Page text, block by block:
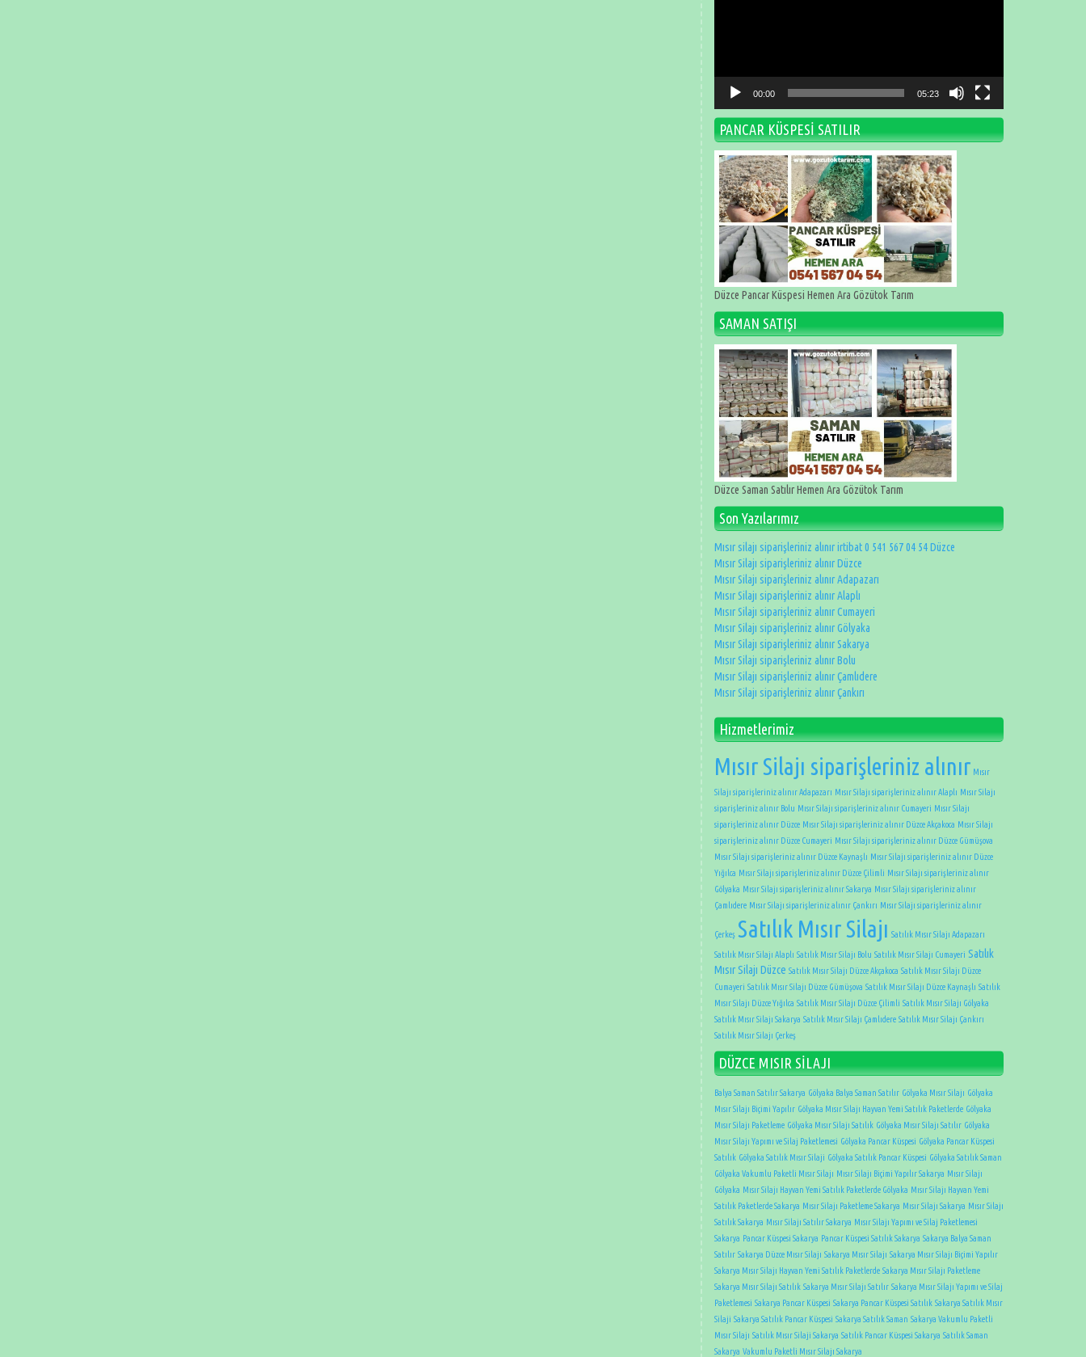
00:00 05:23
PANCAR KÜSPESİ SATILIR
Düzce Pancar Küspesi Hemen Ara Gözütok Tarım
SAMAN SATIŞI
Düzce Saman Satılır Hemen Ara Gözütok Tarım
Son Yazılarımız
Mısır silajı siparişleriniz alınır irtibat 0 541 567 04 54 Düzce
Mısır Silajı siparişleriniz alınır Düzce
Mısır Silajı siparişleriniz alınır Adapazarı
Mısır Silajı siparişleriniz alınır Alaplı
Mısır Silajı siparişleriniz alınır Cumayeri
Mısır Silajı siparişleriniz alınır Gölyaka
Mısır Silajı siparişleriniz alınır Sakarya
Mısır Silajı siparişleriniz alınır Bolu
Mısır Silajı siparişleriniz alınır Çamlıdere
Mısır Silajı siparişleriniz alınır Çankırı
Hizmetlerimiz
Mısır Silajı siparişleriniz alınır Mısır
Silajı siparişleriniz alınır Adapazarı Mısır Silajı siparişleriniz alınır Alaplı Mısır Silajı
siparişleriniz alınır Bolu Mısır Silajı siparişleriniz alınır Cumayeri Mısır Silajı
siparişleriniz alınır Düzce Mısır Silajı siparişleriniz alınır Düzce Akçakoca Mısır Silajı
siparişleriniz alınır Düzce Cumayeri Mısır Silajı siparişleriniz alınır Düzce Gümüşova
Mısır Silajı siparişleriniz alınır Düzce Kaynaşlı Mısır Silajı siparişleriniz alınır Düzce
Yığılca Mısır Silajı siparişleriniz alınır Düzce Çilimli Mısır Silajı siparişleriniz alınır
Gölyaka Mısır Silajı siparişleriniz alınır Sakarya Mısır Silajı siparişleriniz alınır
Çamlıdere Mısır Silajı siparişleriniz alınır Çankırı Mısır Silajı siparişleriniz alınır
Çerkeş Satılık Mısır Silajı Satılık Mısır Silajı Adapazarı
Satılık Mısır Silajı Alaplı Satılık Mısır Silajı Bolu Satılık Mısır Silajı Cumayeri Satılık
Mısır Silajı Düzce Satılık Mısır Silajı Düzce Akçakoca Satılık Mısır Silajı Düzce
Cumayeri Satılık Mısır Silajı Düzce Gümüşova Satılık Mısır Silajı Düzce Kaynaşlı Satılık
Mısır Silajı Düzce Yığılca Satılık Mısır Silajı Düzce Çilimli Satılık Mısır Silajı Gölyaka
Satılık Mısır Silajı Sakarya Satılık Mısır Silajı Çamlıdere Satılık Mısır Silajı Çankırı
Satılık Mısır Silajı Çerkeş
DÜZCE MISIR SİLAJI
Balya Saman Satılır Sakarya Gölyaka Balya Saman Satılır Gölyaka Mısır Silajı Gölyaka
Mısır Silajı Biçimi Yapılır Gölyaka Mısır Silajı Hayvan Yemi Satılık Paketlerde Gölyaka
Mısır Silajı Paketleme Gölyaka Mısır Silajı Satılık Gölyaka Mısır Silajı Satılır Gölyaka
Mısır Silajı Yapımı ve Silaj Paketlemesi Gölyaka Pancar Küspesi Gölyaka Pancar Küspesi
Satılık Gölyaka Satılık Mısır Silaji Gölyaka Satılık Pancar Küspesi Gölyaka Satılık Saman
Gölyaka Vakumlu Paketli Mısır Silajı Mısır Silajı Biçimi Yapılır Sakarya Mısır Silajı
Gölyaka Mısır Silajı Hayvan Yemi Satılık Paketlerde Gölyaka Mısır Silajı Hayvan Yemi
Satılık Paketlerde Sakarya Mısır Silajı Paketleme Sakarya Mısır Silajı Sakarya Mısır Silajı
Satılık Sakarya Mısır Silajı Satılır Sakarya Mısır Silajı Yapımı ve Silaj Paketlemesi
Sakarya Pancar Küspesi Sakarya Pancar Küspesi Satılık Sakarya Sakarya Balya Saman
Satılır Sakarya Düzce Mısır Silajı Sakarya Mısır Silajı Sakarya Mısır Silajı Biçimi Yapılır
Sakarya Mısır Silajı Hayvan Yemi Satılık Paketlerde Sakarya Mısır Silajı Paketleme
Sakarya Mısır Silajı Satılık Sakarya Mısır Silajı Satılır Sakarya Mısır Silajı Yapımı ve Silaj
Paketlemesi Sakarya Pancar Küspesi Sakarya Pancar Küspesi Satılık Sakarya Satılık Mısır
Silaji Sakarya Satılık Pancar Küspesi Sakarya Satılık Saman Sakarya Vakumlu Paketli
Mısır Silajı Satılık Mısır Silaji Sakarya Satılık Pancar Küspesi Sakarya Satılık Saman
Sakarya Vakumlu Paketli Mısır Silajı Sakarya